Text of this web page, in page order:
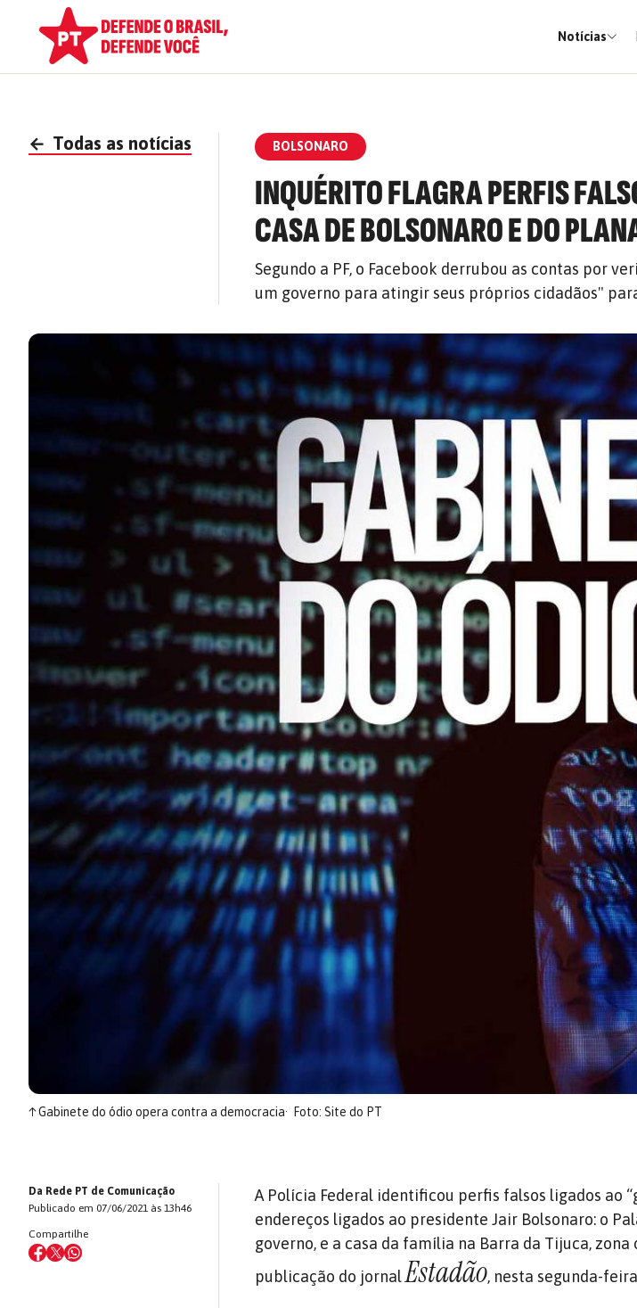
Notícias
← Todas as notícias BOLSONARO
INQUÉRITO FLAGRA PERFIS
CASA DE BOLSONARO E DO
Segundo a PF, o Facebook derrubou as contas por
um governo para atingir seus próprios cidadãos"
↑Gabinete do ódio opera contra a democracia Foto: Site do PT
Da Rede PT de Comunicação
Publicado em 07/06/2021 às 13h46
Compartilhe
A Polícia Federal identificou perfis falsos ligados ao
endereços ligados ao presidente Jair Bolsonaro: o
governo, e a casa da família na Barra da Tijuca, zona
publicação do jornalEstadão, nesta segunda-